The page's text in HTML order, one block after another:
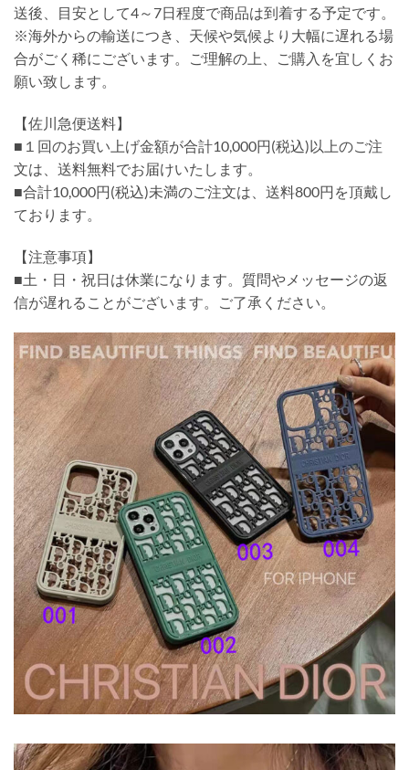
送後、目安として4～7日程度で商品は到着する予定です。
※海外からの輸送につき、天候や気候より大幅に遅れる場
合がごく稀にございます。ご理解の上、ご購入を宜しくお
願い致します。
【佐川急便送料】
■１回のお買い上げ金額が合計10,000円(税込)以上のご注
文は、送料無料でお届けいたします。
■合計10,000円(税込)未満のご注文は、送料800円を頂戴し
ております。
【注意事項】
■土・日・祝日は休業になります。質問やメッセージの返
信が遅れることがございます。ご了承ください。